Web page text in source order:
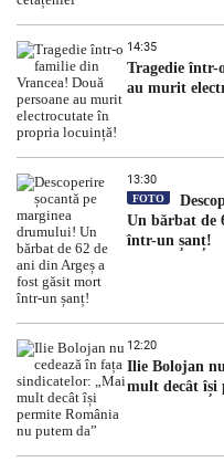
14:35
Tragedie într-
au murit
13:30
FOTO
Un bărbat de
într-un șanț!
12:20
Ilie Bolojan
mult decât își